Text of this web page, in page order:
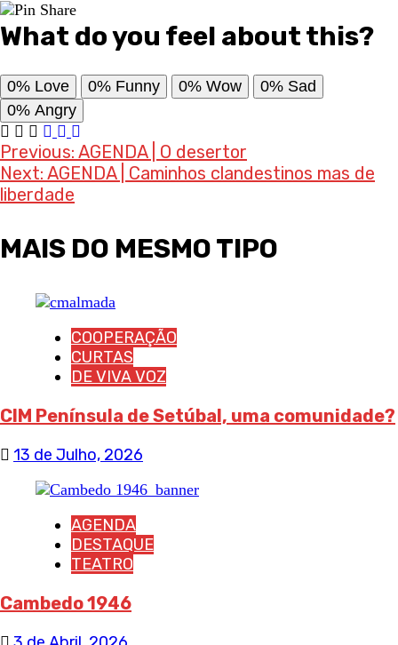
What do you feel about this?
0% Love 0% Funny 0% Wow 0% Sad
0% Angry
Post
navigation
Previous: AGENDA | O desertor
Next: AGENDA | Caminhos clandestinos mas de
liberdade
MAIS DO MESMO TIPO
COOPERAÇÃO
CURTAS
DE VIVA VOZ
CIM Península de Setúbal, uma comunidade?
13 de Julho, 2026
AGENDA
DESTAQUE
TEATRO
Cambedo 1946